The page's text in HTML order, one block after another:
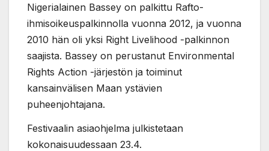
Nigerialainen Bassey on palkittu Rafto-
ihmisoikeuspalkinnolla vuonna 2012, ja vuonna
2010 hän oli yksi Right Livelihood -palkinnon
saajista. Bassey on perustanut Environmental
Rights Action -järjestön ja toiminut
kansainvälisen Maan ystävien
puheenjohtajana.
Festivaalin asiaohjelma julkistetaan
kokonaisuudessaan 23.4.